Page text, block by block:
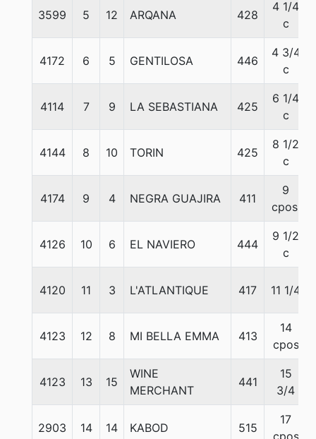
3599 5 12 ARQANA 428
4 1/4
c
4172 6 5 GENTILOSA 446
4 3/4
c
4114 7 9 LA SEBASTIANA 425
6 1/4
c
4144 8 10 TORIN 425
8 1/2
c
4174 9 4 NEGRA GUAJIRA 411
9
cpos.
4126 10 6 EL NAVIERO 444
9 1/2
c
4120 11 3 L'ATLANTIQUE 417 11 1/4
4123 12 8 MI BELLA EMMA 413
14
cpos
4123 13 15
WINE
MERCHANT
441
15
3/4
2903 14 14 KABOD 515
17
cpos